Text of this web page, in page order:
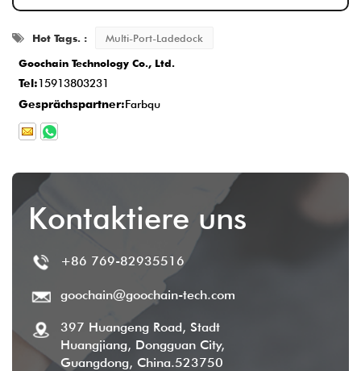
Qualitätsprüfung: Nach der
Musterfreigabe beginnt der
Produktionszyklus15-20 Werktage
Lieferung und Kundendienst
Produktion abgeschlossen ist, beträgt die
2-5 Werktage
wir bieten umfassenden After-Sales-Service,
um die Kundenzufriedenheit sicherzustellen.
Hot Tags. :
Multi-Port-Ladedock
Goochain Technology Co., Ltd.
Tel:15913803231
Gesprächspartner:Farbqu
Kontaktiere uns
+86 769-82935516
goochain@goochain-tech.com
397 Huangeng Road, Stadt
Huangjiang, Dongguan City,
Guangdong, China.523750